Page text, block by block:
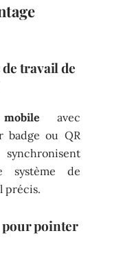
travail de
avec
badge ou QR
système de
précis.
pour pointer